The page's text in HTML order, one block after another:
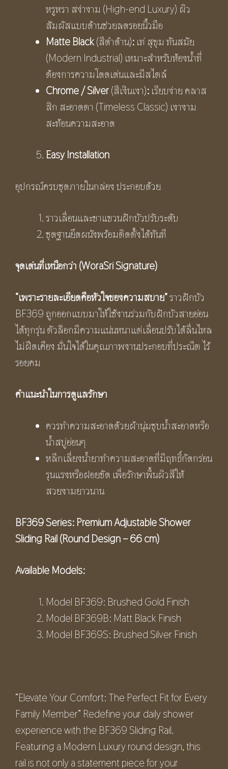
หรูหรา สง่างาม (High-end Luxury) ผิว
สัมผัสแบบด้านช่วยลดรอยนิ้วมือ
Matte Black(สีดำด้าน): เท่ สุขุม ทันสมัย
(Modern Industrial) เหมาะสำหรับห้องน้ำที่
ต้องการความโดดเด่นและมีสไตล์
Chrome / Silver(สีเงินเงา): เรียบง่าย คลาส
สิก สะอาดตา (Timeless Classic) เงางาม
สะท้อนความสะอาด
Easy Installation
อุปกรณ์ครบชุดภายในกล่อง ประกอบด้วย
ราวเลื่อนและขาแขวนฝักบัวปรับระดับ
ชุดฐานยึดผนังพร้อมติดตั้งได้ทันที
จุดเด่นที่เหนือกว่า (WoraSri Signature)
“เพราะรายละเอียดคือหัวใจของความสบาย”ราวฝักบัว
BF369 ถูกออกแบบมาให้ใช้งานร่วมกับฝักบัวสายอ่อน
ได้ทุกรุ่น ตัวล็อกมีความแน่นหนาแต่เลื่อนปรับได้ลื่นไหล
ไม่ฝืดเคือง มั่นใจได้ในคุณภาพงานประกอบที่ประณีต ไร้
รอยคม
คำแนะนำในการดูแลรักษา
ควรทำความสะอาดด้วยผ้านุ่มชุบน้ำสะอาดหรือ
น้ำสบู่อ่อนๆ
หลีกเลี่ยงน้ำยาทำความสะอาดที่มีฤทธิ์กัดกร่อน
รุนแรงหรือฝอยขัด เพื่อรักษาพื้นผิวสีให้
สวยงามยาวนาน
BF369 Series: Premium Adjustable Shower
Sliding Rail (Round Design – 66 cm)
Available Models:
Model BF369: Brushed Gold Finish
Model BF369B: Matt Black Finish
Model BF369S: Brushed Silver Finish
“Elevate Your Comfort: The Perfect Fit for Every
Family Member” Redefine your daily shower
experience with the BF369 Sliding Rail.
Featuring a Modern Luxury round design, this
rail is not only a statement piece for your